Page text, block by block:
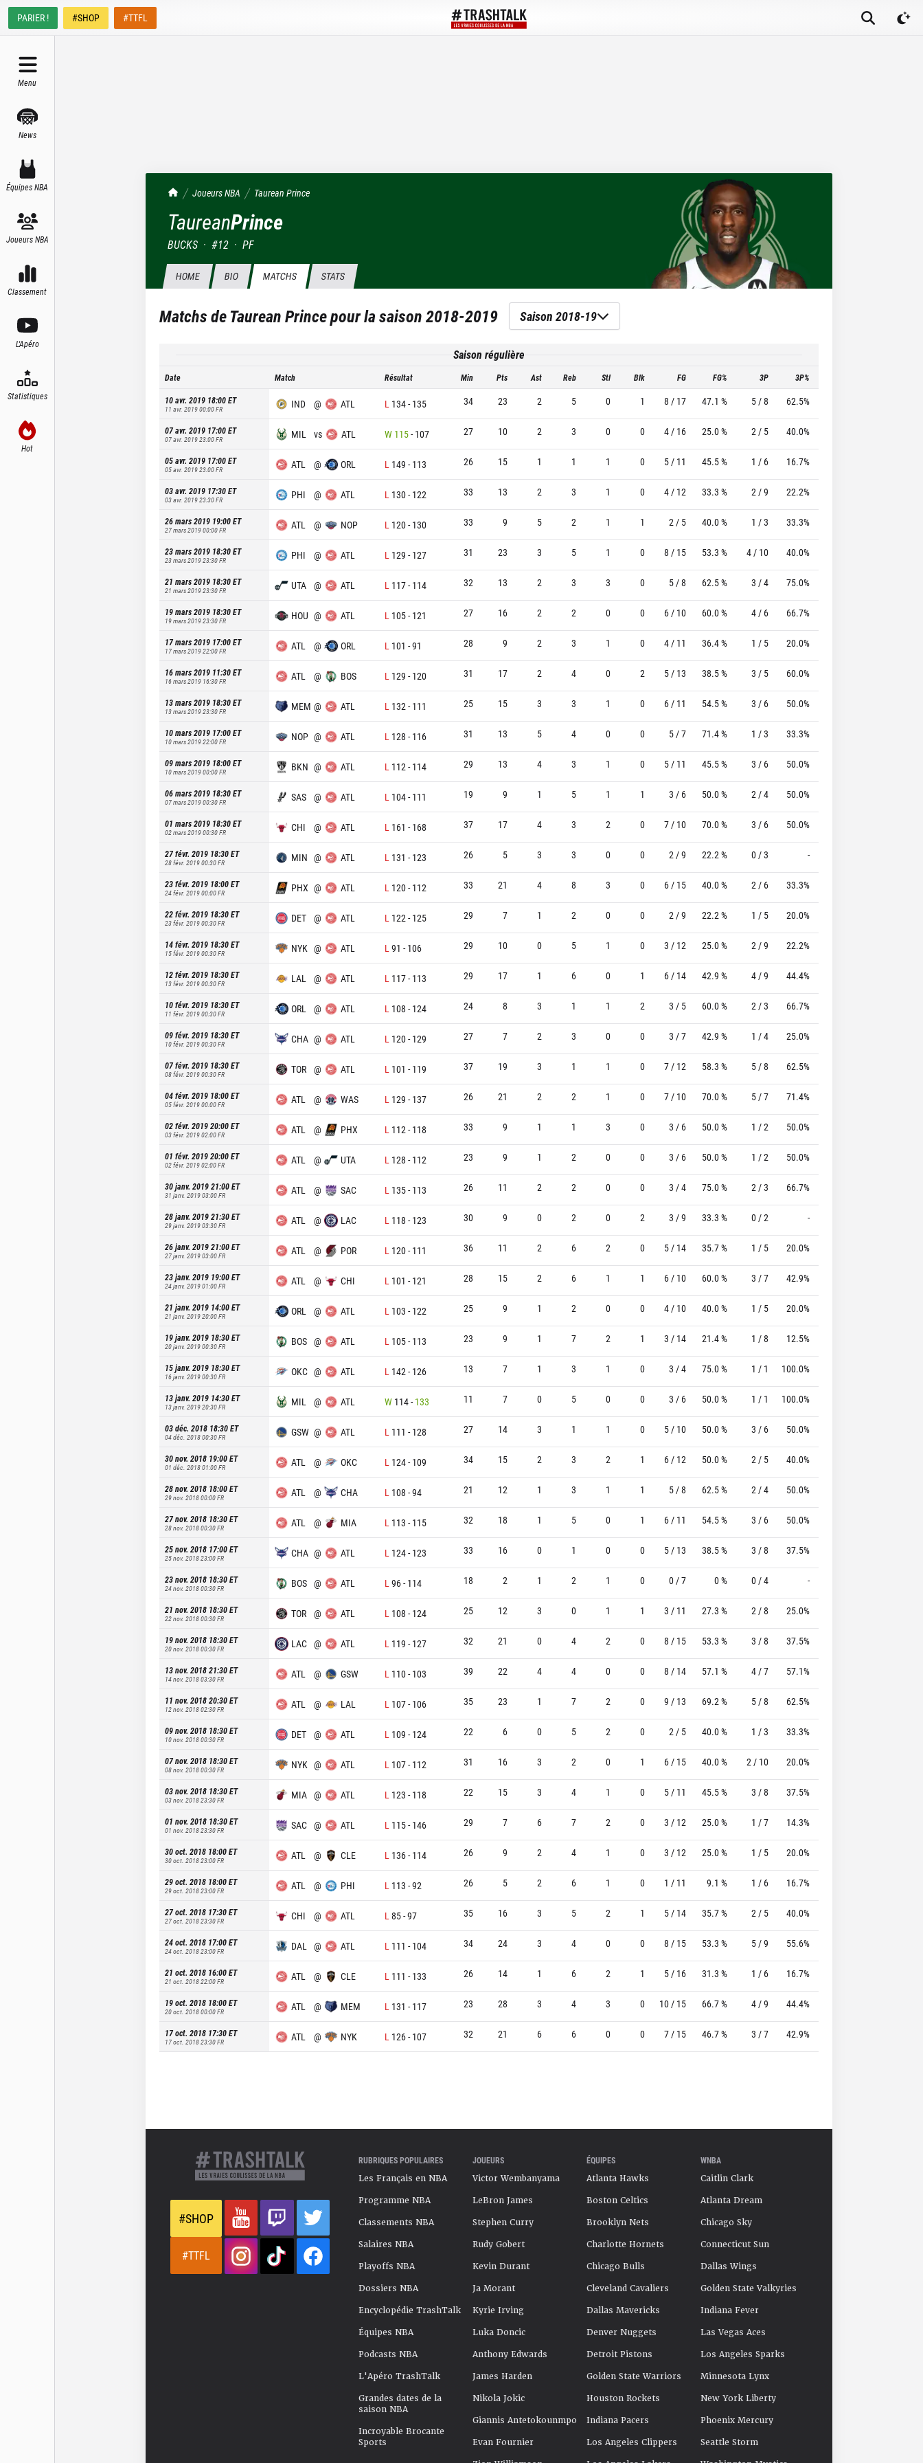
PARIER ! #SHOP #TTFL
Menu
News
Équipes NBA
Joueurs NBA
Classement
L'Apéro
Statistiques
Hot
TrashTalk Actu NBA
Joueurs NBA Taurean Prince
TaureanPrince
BUCKS · #12 · PF
HOME BIO MATCHS STATS
Matchs deTaurean Princepour la saison2018-2019 Saison 2018-19
Saison régulière
Date Match Résultat Min Pts Ast Reb Stl Blk FG FG% 3P 3P%
10 avr. 2019 18:00ET
11 avr. 2019 00:00FR IND @ ATL L 134- 135 34 23 2 5 0 1 8 / 17 47.1 % 5 / 8 62.5%
07 avr. 2019 17:00ET
07 avr. 2019 23:00FR MIL vs ATL W 115- 107 27 10 2 3 0 0 4 / 16 25.0 % 2 / 5 40.0%
05 avr. 2019 17:00ET
05 avr. 2019 23:00FR ATL @ ORL L 149 - 113 26 15 1 1 1 0 5 / 11 45.5 % 1 / 6 16.7%
03 avr. 2019 17:30ET
03 avr. 2019 23:30FR PHI @ ATL L 130- 122 33 13 2 3 1 0 4 / 12 33.3 % 2 / 9 22.2%
26 mars 2019 19:00ET
27 mars 2019 00:00FR ATL @ NOP L 120- 130 33 9 5 2 1 1 2 / 5 40.0 % 1 / 3 33.3%
23 mars 2019 18:30ET
23 mars 2019 23:30FR PHI @ ATL L 129 - 127 31 23 3 5 1 0 8 / 15 53.3 % 4 / 10 40.0%
21 mars 2019 18:30ET
21 mars 2019 23:30FR UTA @ ATL L 117- 114 32 13 2 3 3 0 5 / 8 62.5 % 3 / 4 75.0%
19 mars 2019 18:30ET
19 mars 2019 23:30FR HOU @ ATL L 105- 121 27 16 2 2 0 0 6 / 10 60.0 % 4 / 6 66.7%
17 mars 2019 17:00ET
17 mars 2019 22:00FR ATL @ ORL L 101 -91 28 9 2 3 1 0 4 / 11 36.4 % 1 / 5 20.0%
16 mars 2019 11:30ET
16 mars 2019 16:30FR ATL @ BOS L 129 - 120 31 17 2 4 0 2 5 / 13 38.5 % 3 / 5 60.0%
13 mars 2019 18:30ET
13 mars 2019 23:30FR MEM @ ATL L 132 - 111 25 15 3 3 1 0 6 / 11 54.5 % 3 / 6 50.0%
10 mars 2019 17:00ET
10 mars 2019 22:00FR NOP @ ATL L 128 - 116 31 13 5 4 0 0 5 / 7 71.4 % 1 / 3 33.3%
09 mars 2019 18:00ET
10 mars 2019 00:00FR BKN @ ATL L 112 - 114 29 13 4 3 1 0 5 / 11 45.5 % 3 / 6 50.0%
06 mars 2019 18:30ET
07 mars 2019 00:30FR SAS @ ATL L 104- 111 19 9 1 5 1 1 3 / 6 50.0 % 2 / 4 50.0%
01 mars 2019 18:30ET
02 mars 2019 00:30FR CHI @ ATL L 161 - 168 37 17 4 3 2 0 7 / 10 70.0 % 3 / 6 50.0%
27 févr. 2019 18:30ET
28 févr. 2019 00:30FR MIN @ ATL L 131 - 123 26 5 3 3 0 0 2 / 9 22.2 % 0 / 3 -
23 févr. 2019 18:00ET
24 févr. 2019 00:00FR PHX @ ATL L 120- 112 33 21 4 8 3 0 6 / 15 40.0 % 2 / 6 33.3%
22 févr. 2019 18:30ET
23 févr. 2019 00:30FR DET @ ATL L 122 - 125 29 7 1 2 0 0 2 / 9 22.2 % 1 / 5 20.0%
14 févr. 2019 18:30ET
15 févr. 2019 00:30FR NYK @ ATL L 91 - 106 29 10 0 5 1 0 3 / 12 25.0 % 2 / 9 22.2%
12 févr. 2019 18:30ET
13 févr. 2019 00:30FR LAL @ ATL L 117- 113 29 17 1 6 0 1 6 / 14 42.9 % 4 / 9 44.4%
10 févr. 2019 18:30ET
11 févr. 2019 00:30FR ORL @ ATL L 108 - 124 24 8 3 1 1 2 3 / 5 60.0 % 2 / 3 66.7%
09 févr. 2019 18:30ET
10 févr. 2019 00:30FR CHA @ ATL L 120- 129 27 7 2 3 0 0 3 / 7 42.9 % 1 / 4 25.0%
07 févr. 2019 18:30ET
08 févr. 2019 00:30FR TOR @ ATL L 101 - 119 37 19 3 1 1 0 7 / 12 58.3 % 5 / 8 62.5%
04 févr. 2019 18:00ET
05 févr. 2019 00:00FR ATL @ WAS L 129 - 137 26 21 2 2 1 0 7 / 10 70.0 % 5 / 7 71.4%
02 févr. 2019 20:00ET
03 févr. 2019 02:00FR ATL @ PHX L 112 - 118 33 9 1 1 3 0 3 / 6 50.0 % 1 / 2 50.0%
01 févr. 2019 20:00ET
02 févr. 2019 02:00FR ATL @ UTA L 128 - 112 23 9 1 2 0 0 3 / 6 50.0 % 1 / 2 50.0%
30 janv. 2019 21:00ET
31 janv. 2019 03:00FR ATL @ SAC L 135- 113 26 11 2 2 0 0 3 / 4 75.0 % 2 / 3 66.7%
28 janv. 2019 21:30ET
29 janv. 2019 03:30FR ATL @ LAC L 118 - 123 30 9 0 2 0 2 3 / 9 33.3 % 0 / 2 -
26 janv. 2019 21:00ET
27 janv. 2019 03:00FR ATL @ POR L 120- 111 36 11 2 6 2 0 5 / 14 35.7 % 1 / 5 20.0%
23 janv. 2019 19:00ET
24 janv. 2019 01:00FR ATL @ CHI L 101 - 121 28 15 2 6 1 1 6 / 10 60.0 % 3 / 7 42.9%
21 janv. 2019 14:00ET
21 janv. 2019 20:00FR ORL @ ATL L 103 - 122 25 9 1 2 0 0 4 / 10 40.0 % 1 / 5 20.0%
19 janv. 2019 18:30ET
20 janv. 2019 00:30FR BOS @ ATL L 105- 113 23 9 1 7 2 1 3 / 14 21.4 % 1 / 8 12.5%
15 janv. 2019 18:30ET
16 janv. 2019 00:30FR OKC @ ATL L 142 - 126 13 7 1 3 1 0 3 / 4 75.0 % 1 / 1 100.0%
13 janv. 2019 14:30ET
13 janv. 2019 20:30FR MIL @ ATL W 114- 133 11 7 0 5 0 0 3 / 6 50.0 % 1 / 1 100.0%
03 déc. 2018 18:30ET
04 déc. 2018 00:30FR GSW @ ATL L 111 - 128 27 14 3 1 1 0 5 / 10 50.0 % 3 / 6 50.0%
30 nov. 2018 19:00ET
01 déc. 2018 01:00FR ATL @ OKC L 124- 109 34 15 2 3 2 1 6 / 12 50.0 % 2 / 5 40.0%
28 nov. 2018 18:00ET
29 nov. 2018 00:00FR ATL @ CHA L 108 -94 21 12 1 3 1 1 5 / 8 62.5 % 2 / 4 50.0%
27 nov. 2018 18:30ET
28 nov. 2018 00:30FR ATL @ MIA L 113 - 115 32 18 1 5 0 1 6 / 11 54.5 % 3 / 6 50.0%
25 nov. 2018 17:00ET
25 nov. 2018 23:00FR CHA @ ATL L 124- 123 33 16 0 1 0 0 5 / 13 38.5 % 3 / 8 37.5%
23 nov. 2018 18:30ET
24 nov. 2018 00:30FR BOS @ ATL L 96- 114 18 2 1 2 1 0 0 / 7 0 % 0 / 4 -
21 nov. 2018 18:30ET
22 nov. 2018 00:30FR TOR @ ATL L 108 - 124 25 12 3 0 1 1 3 / 11 27.3 % 2 / 8 25.0%
19 nov. 2018 18:30ET
20 nov. 2018 00:30FR LAC @ ATL L 119 - 127 32 21 0 4 2 0 8 / 15 53.3 % 3 / 8 37.5%
13 nov. 2018 21:30ET
14 nov. 2018 03:30FR ATL @ GSW L 110- 103 39 22 4 4 0 0 8 / 14 57.1 % 4 / 7 57.1%
11 nov. 2018 20:30ET
12 nov. 2018 02:30FR ATL @ LAL L 107- 106 35 23 1 7 2 0 9 / 13 69.2 % 5 / 8 62.5%
09 nov. 2018 18:30ET
10 nov. 2018 00:30FR DET @ ATL L 109 - 124 22 6 0 5 2 0 2 / 5 40.0 % 1 / 3 33.3%
07 nov. 2018 18:30ET
08 nov. 2018 00:30FR NYK @ ATL L 107- 112 31 16 3 2 0 1 6 / 15 40.0 % 2 / 10 20.0%
03 nov. 2018 18:30ET
03 nov. 2018 23:30FR MIA @ ATL L 123 - 118 22 15 3 4 1 0 5 / 11 45.5 % 3 / 8 37.5%
01 nov. 2018 18:30ET
01 nov. 2018 23:30FR SAC @ ATL L 115- 146 29 7 6 7 2 0 3 / 12 25.0 % 1 / 7 14.3%
30 oct. 2018 18:00ET
30 oct. 2018 23:00FR ATL @ CLE L 136- 114 26 9 2 4 1 0 3 / 12 25.0 % 1 / 5 20.0%
29 oct. 2018 18:00ET
29 oct. 2018 23:00FR ATL @ PHI L 113 -92 26 5 2 6 1 0 1 / 11 9.1 % 1 / 6 16.7%
27 oct. 2018 17:30ET
27 oct. 2018 23:30FR CHI @ ATL L 85-97 35 16 3 5 2 1 5 / 14 35.7 % 2 / 5 40.0%
24 oct. 2018 17:00ET
24 oct. 2018 23:00FR DAL @ ATL L 111 - 104 34 24 3 4 0 0 8 / 15 53.3 % 5 / 9 55.6%
21 oct. 2018 16:00ET
21 oct. 2018 22:00FR ATL @ CLE L 111 - 133 26 14 1 6 2 1 5 / 16 31.3 % 1 / 6 16.7%
19 oct. 2018 18:00ET
20 oct. 2018 00:00FR ATL @ MEM L 131 - 117 23 28 3 4 3 0 10 / 15 66.7 % 4 / 9 44.4%
17 oct. 2018 17:30ET
17 oct. 2018 23:30FR ATL @ NYK L 126- 107 32 21 6 6 0 0 7 / 15 46.7 % 3 / 7 42.9%
#SHOP
#TTFL
RUBRIQUES POPULAIRES
Les Français en NBA
Programme NBA
Classements NBA
Salaires NBA
Playoffs NBA
Dossiers NBA
Encyclopédie TrashTalk
Équipes NBA
Podcasts NBA
L'Apéro TrashTalk
Grandes dates de la
saison NBA
Incroyable Brocante
Sports
JOUEURS
Victor Wembanyama
LeBron James
Stephen Curry
Rudy Gobert
Kevin Durant
Ja Morant
Kyrie Irving
Luka Doncic
Anthony Edwards
James Harden
Nikola Jokic
Giannis Antetokounmpo
Evan Fournier
ÉQUIPES
Atlanta Hawks
Boston Celtics
Brooklyn Nets
Charlotte Hornets
Chicago Bulls
Cleveland Cavaliers
Dallas Mavericks
Denver Nuggets
Detroit Pistons
Golden State Warriors
Houston Rockets
Indiana Pacers
Los Angeles Clippers
WNBA
Caitlin Clark
Atlanta Dream
Chicago Sky
Connecticut Sun
Dallas Wings
Golden State Valkyries
Indiana Fever
Las Vegas Aces
Los Angeles Sparks
Minnesota Lynx
New York Liberty
Phoenix Mercury
Seattle Storm